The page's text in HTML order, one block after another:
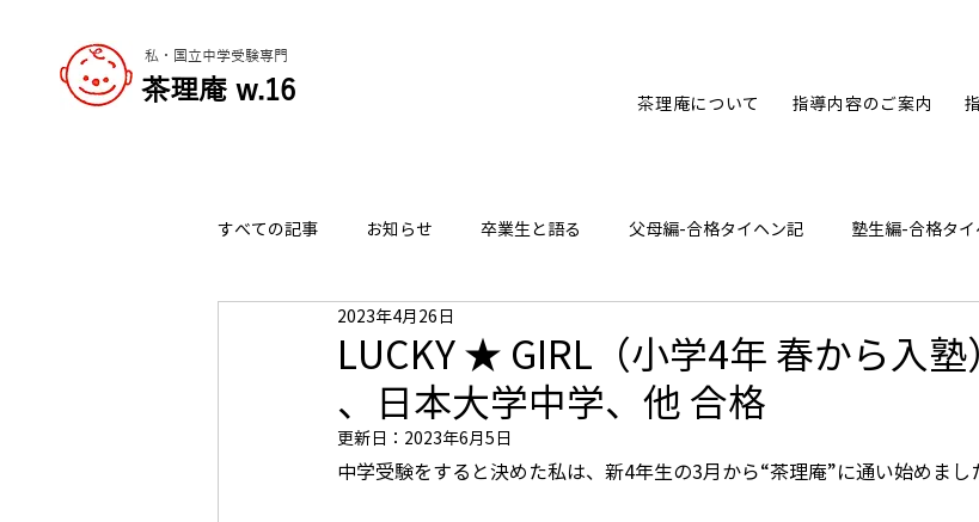
私・国立中学受験専門
​茶理庵 w.16 茶理庵について 指導内容のご案内
すべての記事 お知らせ 卒業生と語る 父母編-合格タイヘン記 塾生編-合格タイ
志望校の選び方 チャーリーのひとり言
LUCKY ★ GIRL（小学4年 春から入
、日本大学中学、他 合格
2023年4月26日
更新日： 2023年6月5日
中学受験をすると決めた私は、新4年生の3月から“茶理庵”に通い始めまし